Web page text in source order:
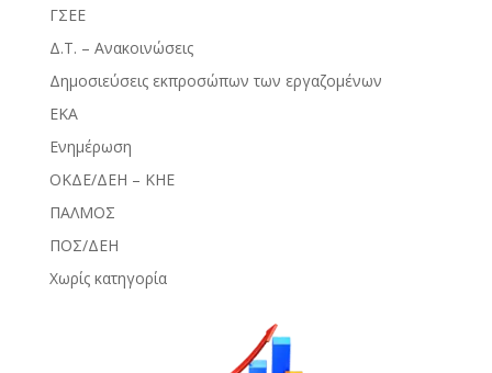
ΓΣΕΕ
Δ.Τ. – Ανακοινώσεις
Δημοσιεύσεις εκπροσώπων των εργαζομένων
ΕΚΑ
Ενημέρωση
ΟΚΔΕ/ΔΕΗ – ΚΗΕ
ΠΑΛΜΟΣ
ΠΟΣ/ΔΕΗ
Χωρίς κατηγορία